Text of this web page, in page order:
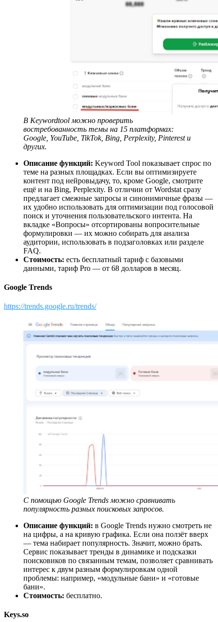
В Keywordtool можно проверить
востребованность темы на 15 платформах:
Google, YouTube, TikTok, Bing, Perplexity, Pinterest и
других.
Описание функций: Keyword Tool показывает спрос по
теме на разных площадках. Если вы оптимизируете
контент под нейровыдачу, то, кроме Google, смотрите
ещё и на Bing, Perplexity. В отличии от Wordstat сразу
предлагает смежные запросы и синонимичные фразы —
их удобно использовать для оптимизации под голосовой
поиск и уточнения пользовательского интента. На
вкладке «Вопросы» отсортированы вопросительные
формулировки — их можно собирать для анализа
аудитории, использовать в подзаголовках или разделе
FAQ.
Стоимость: есть бесплатный тариф с базовыми
данными, тариф Pro — от 68 долларов в месяц.
Google Trends
https://trends.google.ru/trends/
С помощью Google Trends можно сравнивать
популярность разных поисковых запросов.
Описание функций: в Google Trends нужно смотреть не
на цифры, а на кривую графика. Если она ползёт вверх
— тема набирает популярность. Значит, можно брать.
Сервис показывает тренды в динамике и подсказки
поисковиков по связанным темам, позволяет сравнивать
интерес к двум разным формулировкам одной
проблемы: например, «модульные бани» и «готовые
бани».
Стоимость: бесплатно.
Keys.so